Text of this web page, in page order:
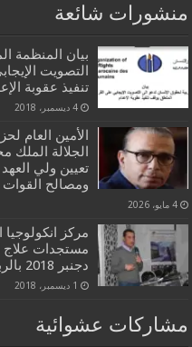
منشورات شائعة
بيان المنظمة
التصويت
تنفيذ عقوبة
4 ديسمبر، 2018
الأمين العام
الجلالة الملك
تعيين ولي
ومصالح القوات
4 مايو، 2026
مركز
دجنبر 2018 بالرباط
1 ديسمبر، 2018
مشاركات عشوائية